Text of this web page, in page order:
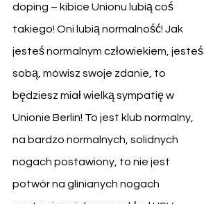
doping – kibice Unionu lubią coś
takiego! Oni lubią normalność! Jak
jesteś normalnym człowiekiem, jesteś
sobą, mówisz swoje zdanie, to
będziesz miał wielką sympatię w
Unionie Berlin! To jest klub normalny,
na bardzo normalnych, solidnych
nogach postawiony, to nie jest
potwór na glinianych nogach